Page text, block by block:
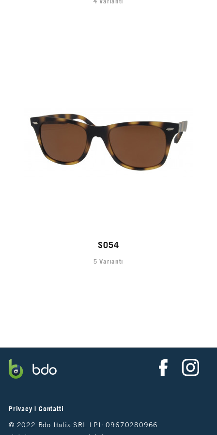
S054
5 Varianti
Privacy | Contatti
© 2022 Bdo Italia SRL | PI: 09670280966